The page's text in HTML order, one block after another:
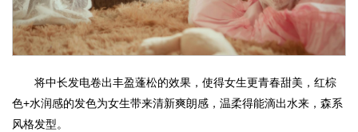
将中长发电卷出丰盈蓬松的效果，使得女生更青春甜美，红棕
色+水润感的发色为女生带来清新爽朗感，温柔得能滴出水来，森系
风格发型。